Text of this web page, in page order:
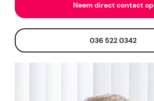
Neem direct contact op
036 522 0342